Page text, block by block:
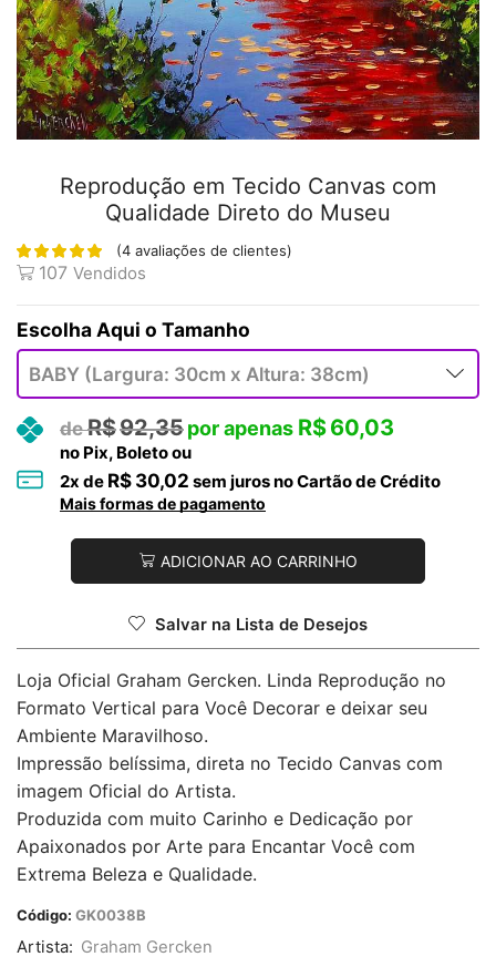
Reprodução em Tecido Canvas com
Qualidade Direto do Museu
(4 avaliações de clientes)
107 Vendidos
Tamanho
R$92,35 R$60,03
no Pix, Boleto ou
2x de R$ 30,02 sem juros no Cartão de Crédito
Mais formas de pagamento
ADICIONAR AO CARRINHO
Salvar na Lista de Desejos
Loja Oficial Graham Gercken. Linda Reprodução no
Formato Vertical para Você Decorar e deixar seu
Ambiente Maravilhoso.
Impressão belíssima, direta no Tecido Canvas com
imagem Oficial do Artista.
Produzida com muito Carinho e Dedicação por
Apaixonados por Arte para Encantar Você com
Extrema Beleza e Qualidade.
Código: GK0038B
Artista: Graham Gercken